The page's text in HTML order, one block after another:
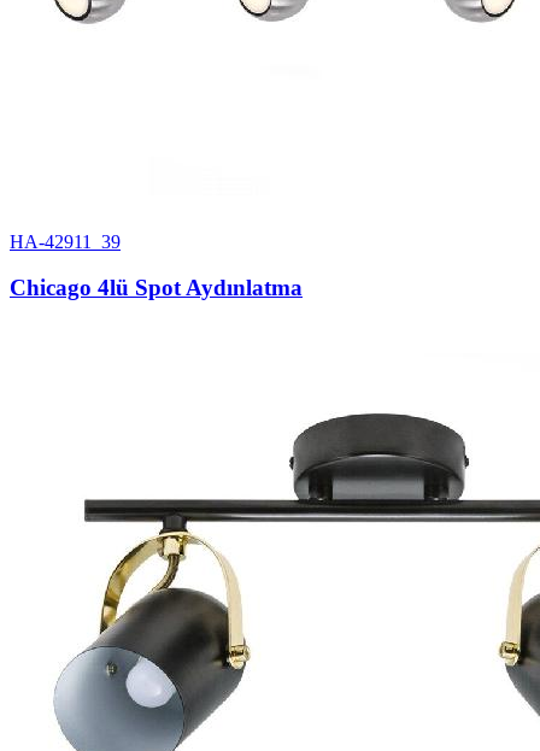
HA-42911_39
Chicago 4lü Spot Aydınlatma